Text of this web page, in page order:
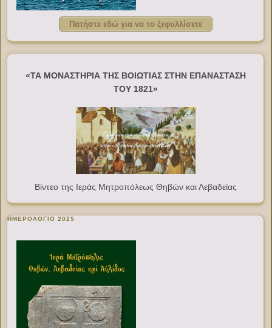
Πατήστε εδώ για να το ξεφυλλίσετε
«ΤΑ ΜΟΝΑΣΤΗΡΙΑ ΤΗΣ ΒΟΙΩΤΙΑΣ ΣΤΗΝ ΕΠΑΝΑΣΤΑΣΗ
ΤΟΥ 1821»
Βίντεο της Ιεράς Μητροπόλεως Θηβών και Λεβαδείας
ΗΜΕΡΟΛΟΓΙΟ 2025